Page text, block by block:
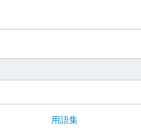
用語集